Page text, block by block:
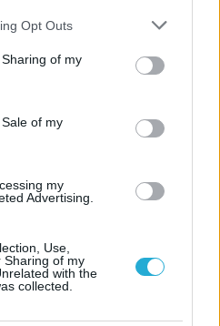
app uses one or more Google
behaviour. You may click to
and its third-party tags to
purposes in below Google
Opt Outs
of my
of my
my
Advertising.
Use,
Sharing of my
with the
collected.
ιστορία
08/03/2026
Αναγνώριση και σεβασμός